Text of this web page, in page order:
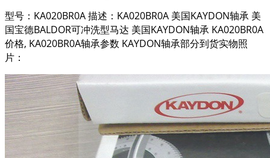
型号：KA020BR0A 描述：KA020BR0A 美国KAYDON轴承 美
国宝德BALDOR可冲洗型马达 美国KAYDON轴承 KA020BR0A
价格, KA020BR0A轴承参数 KAYDON轴承部分到货实物照
片：